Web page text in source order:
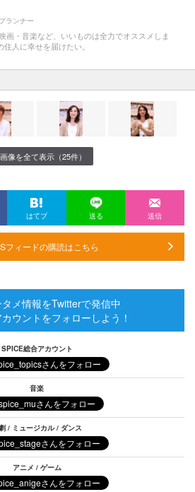
ランナー
画・音楽など、いいものは全力でオススメしま
人に幸せを届けたい。
画像を全て表示（25件）
はてブ 送る 送信
フィードの購読はこちら
メ情報をTwitterで発信中
ウントをフォローしよう！
SPICE総合アカウント
音楽
/ ミュージカル / ダンス
アニメ / ゲーム